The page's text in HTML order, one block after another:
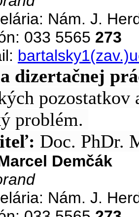
Nám. J.
033 5565 273
dizertačnej
pozostatkov
problém.
Doc. PhDr.
Demčák
Nám. J.